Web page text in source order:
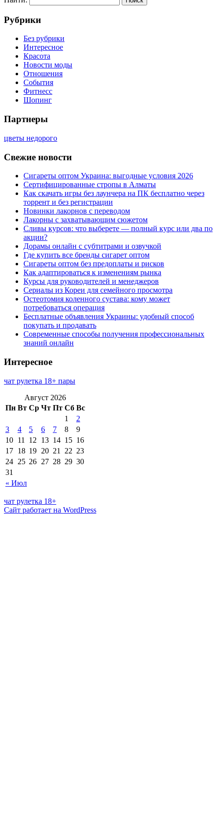
Рубрики
Без рубрики
Интересное
Красота
Новости моды
Отношения
События
Фитнесс
Шопинг
Партнеры
цветы недорого
Свежие новости
Сигареты оптом Украина: выгодные условия 2026
Сертифицированные стропы в Алматы
Как скачать игры без лаунчера на ПК бесплатно через
торрент и без регистрации
Новинки лакорнов с переводом
Лакорны с захватывающим сюжетом
Сливы курсов: что выберете — полный курс или два по
акции?
Дорамы онлайн с субтитрами и озвучкой
Где купить все бренды сигарет оптом
Сигареты оптом без предоплаты и рисков
Как адаптироваться к изменениям рынка
Курсы для руководителей и менеджеров
Сериалы из Кореи для семейного просмотра
Остеотомия коленного сустава: кому может
потребоваться операция
Бесплатные объявления Украины: удобный способ
покупать и продавать
Современные способы получения профессиональных
знаний онлайн
Интересное
чат рулетка 18+ пары
Август 2026
Пн Вт Ср Чт Пт Сб Вс
« Июл
1
2
3
4 5 6 7 8
9
10 11 12 13 14 15 16
17 18 19 20 21 22 23
24 25 26 27 28 29 30
31
чат рулетка 18+
Сайт работает на WordPress